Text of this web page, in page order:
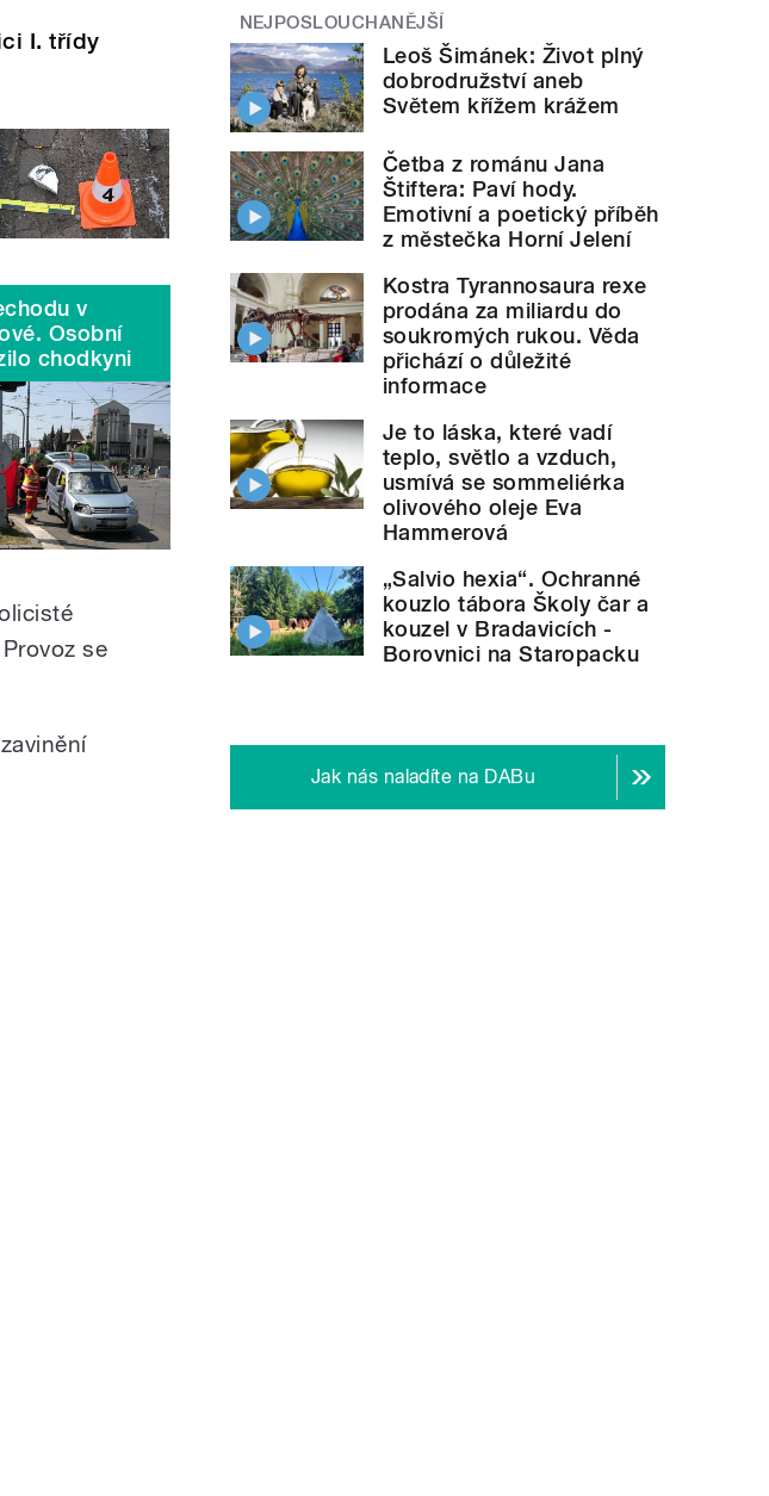
I. třídy
v
Osobní
chodkyni
se
NEJPOSLOUCHANĚJŠÍ
Leoš Šimánek: Život plný
dobrodružství aneb
Světem křížem krážem
Četba z románu Jana
Štiftera: Paví hody.
Emotivní a poetický příběh
z městečka Horní Jelení
Kostra Tyrannosaura rexe
prodána za miliardu do
soukromých rukou. Věda
přichází o důležité
informace
Je to láska, které vadí
teplo, světlo a vzduch,
usmívá se sommeliérka
olivového oleje Eva
Hammerová
„Salvio hexia“. Ochranné
kouzlo tábora Školy čar a
kouzel v Bradavicích -
Borovnici na Staropacku
Jak nás naladíte na DABu